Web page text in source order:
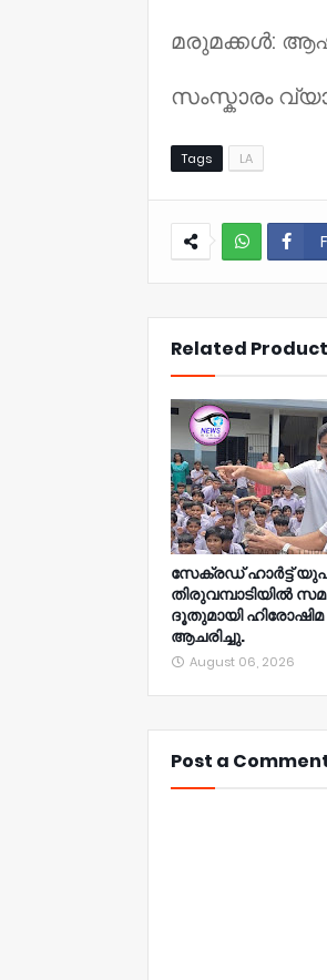
മരുമക്കൾ:
സംസ്കാരം
Tags LA
Related
സേക്രഡ് ഹാർട്ട്
തിരുവമ്പാടിയിൽ
ദൂതുമായി ഹിരോഷിമ
ആചരിച്ചു.
August 06, 2026
Post a